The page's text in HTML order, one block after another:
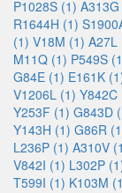
P1028S (1)
R1644H (1)
(1) V18M (1) A27L
M11Q (1) P549S
G84E (1) E161K
V1206L (1) Y842C
Y253F (1) G843D
Y143H (1) G86R
L236P (1) A310V
V842I (1) L302P
T599I (1) K103M